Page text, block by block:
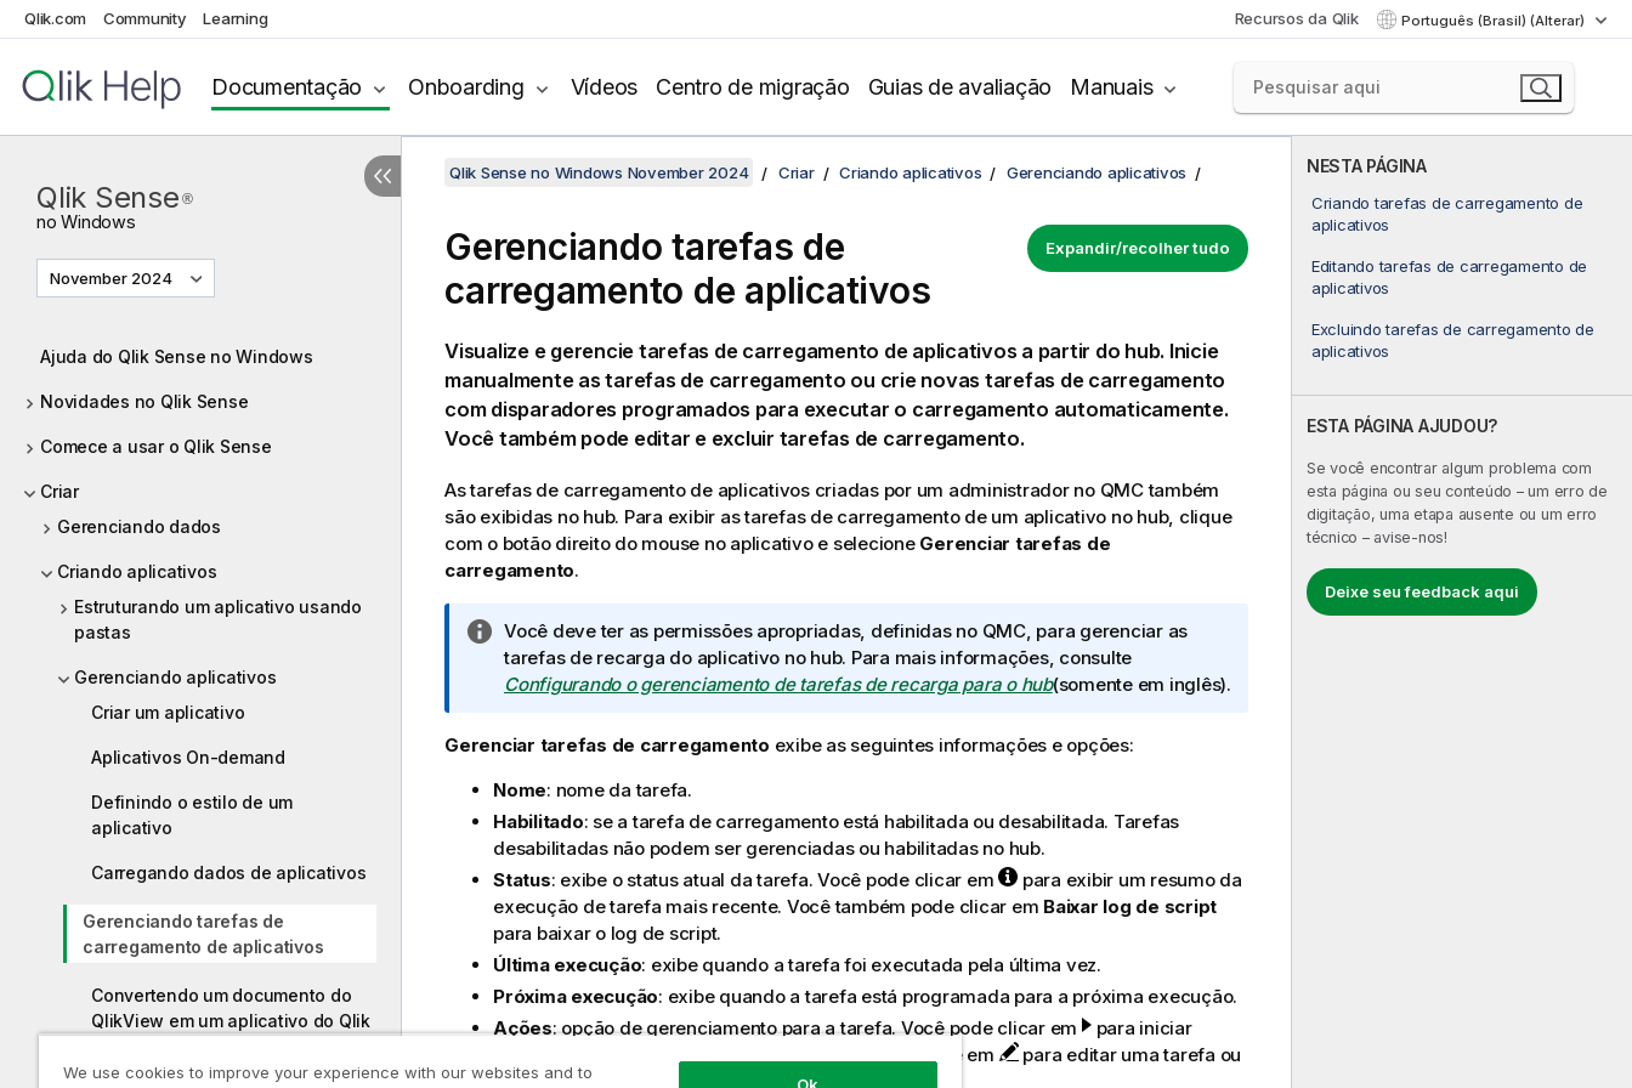
Qlik.com Community Learning Recursos da Qlik Português (Brasil) (Alterar)
Documentação Onboarding Vídeos Centro de migração Guias de avaliação Manuais
Qlik Sense ®
noWindows
November 2024
Ajuda do Qlik Sense no Windows
Novidades no Qlik Sense
Comece a usar o Qlik Sense
Criar
Gerenciando dados
Criando aplicativos
Estruturando um aplicativo usando
pastas
Gerenciando aplicativos
Criar um aplicativo
Aplicativos On-demand
Definindo o estilo de um
aplicativo
Carregando dados de aplicativos
Gerenciando tarefas de
carregamento de aplicativos
Convertendo um documento do
QlikView em um aplicativo do Qlik
NESTA PÁGINA
Criando tarefas de carregamento de
aplicativos
Editando tarefas de carregamento de
aplicativos
Excluindo tarefas de carregamento de
aplicativos
ESTA PÁGINA AJUDOU?
Se você encontrar algum problema com
esta página ou seu conteúdo – um erro de
digitação, uma etapa ausente ou um erro
técnico – avise-nos!
Deixe seu feedback aqui
Qlik Sense no Windows November 2024 Criar Criando aplicativos Gerenciando aplicativos
Expandir/recolher tudo
Gerenciando tarefas de
carregamento de aplicativos
Visualize e gerencie tarefas de carregamento de aplicativos a partir do hub. Inicie
manualmente as tarefas de carregamento ou crie novas tarefas de carregamento
com disparadores programados para executar o carregamento automaticamente.
Você também pode editar e excluir tarefas de carregamento.
As tarefas de carregamento de aplicativos criadas por um administrador no QMCtambém
são exibidas no hub. Para exibir as tarefas de carregamento de um aplicativo no hub, clique
com o botão direito do mouse no aplicativo e selecione Gerenciar tarefas de
carregamento.
N
o
t
i
f
o
r
m
a
t
v
a
Você deve ter as permissões apropriadas, definidas no QMC, para gerenciar as
tarefas de recarga do aplicativo no hub. Para mais informações, consulte
Configurando o gerenciamento de tarefas de recarga para o hub(somente em inglês).
Gerenciar tarefas de carregamento exibe as seguintes informações e opções:
Nome: nome da tarefa.
Habilitado: se a tarefa de carregamento está habilitada ou desabilitada. Tarefas
desabilitadas não podem ser gerenciadas ou habilitadas no hub.
Status: exibe o status atual da tarefa. Você pode clicar em
para exibir um resumo da
execução de tarefa mais recente. Você também pode clicar em Baixar log de script
para baixar o log de script.
Última execução: exibe quando a tarefa foi executada pela última vez.
Próxima execução: exibe quando a tarefa está programada para a próxima execução.
Ações: opção de gerenciamento para a tarefa. Você pode clicar em
para iniciar
Clique em
para editar uma tarefa ou
We use cookies to improve your experience with our websites and to